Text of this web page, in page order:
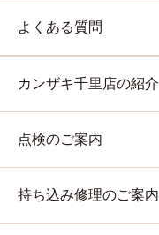
よくある質問
カンザキ千里店の紹介
点検のご案内
持ち込み修理のご案内